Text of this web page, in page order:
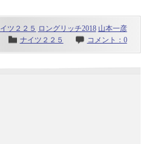
ツ２２５ ロングリッチ2018 山本一彦
ナイツ２２５
コメント：0